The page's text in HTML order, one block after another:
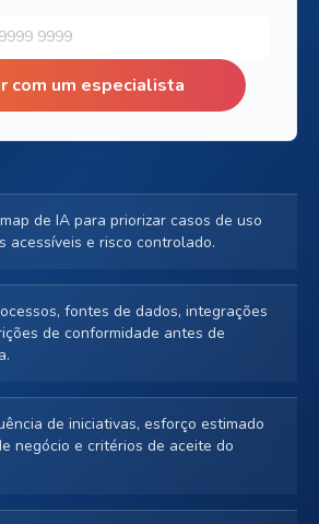
com um especialista
de IA para priorizar casos de uso
acessíveis e risco controlado.
fontes de dados, integrações
de conformidade antes de
de iniciativas, esforço estimado
negócio e critérios de aceite do